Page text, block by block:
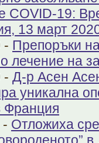
COVID-19:
13 март
- Препоръки
лечение на
- Д-р Асен
уникална
- Отложиха